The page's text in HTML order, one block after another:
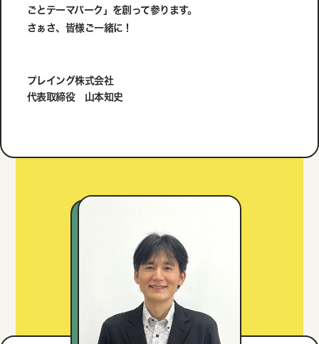
ごとテーマパーク」を創って参ります。
さぁさ、皆様ご一緒に！
プレイング株式会社
代表取締役 山本知史